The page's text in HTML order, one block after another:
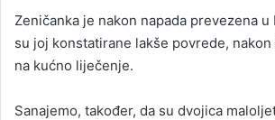
Zeničanka je nakon napada prevezena
su joj konstatirane lakše povrede,
na kućno liječenje.
Sanajemo, također, da su dvojica